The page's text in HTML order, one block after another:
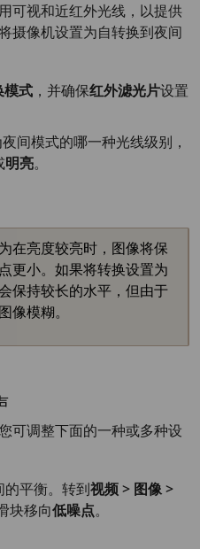
可视和近红外光线，以提供
摄像机设置为自转换到夜间
模式 ，并确保红外滤光片设置
间模式的哪一种光线级别，
明亮。
在亮度较亮时，图像将保
更小。如果将转换设置为
保持较长的水平，但由于
像模糊。
可调整下面的一种或多种设
平衡。转到视频 > 图像 >
块移向低噪点。